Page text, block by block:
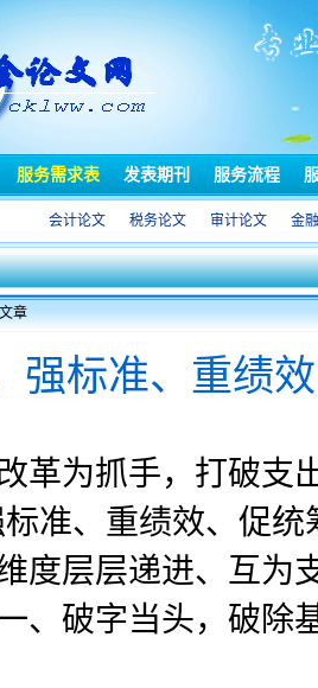
服务需求表 发表期刊 服务流程
会计论文 税务论文 审计论文 金
章
强标准、重绩
革为抓手，打破支
标准、重绩效、促
度层层递进、互为
、破字当头，破除